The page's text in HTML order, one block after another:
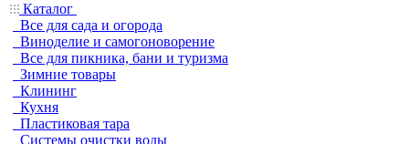
Каталог
Все для сада и огорода
Виноделие и самогоноворение
Все для пикника, бани и туризма
Зимние товары
Клининг
Кухня
Пластиковая тара
Системы очистки воды